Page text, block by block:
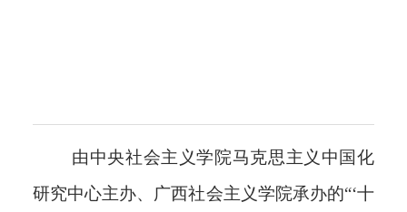
由中央社会主义学院马克思主义中国化
研究中心主办、广西社会主义学院承办的“‘十